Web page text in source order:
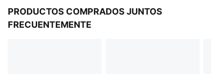
PRODUCTOS COMPRADOS JUNTOS
FRECUENTEMENTE